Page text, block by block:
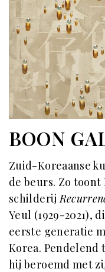
BOON
Zuid-Koreaanse
de beurs. Zo
schilderij
Yeul (1929-2021),
eerste generatie
Korea. Pendelend
hij beroemd met